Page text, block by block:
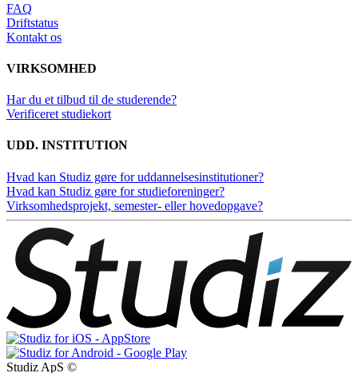
FAQ
Driftstatus
Kontakt os
VIRKSOMHED
Har du et tilbud til de studerende?
Verificeret studiekort
UDD. INSTITUTION
Hvad kan Studiz gøre for uddannelsesinstitutioner?
Hvad kan Studiz gøre for studieforeninger?
Virksomhedsprojekt, semester- eller hovedopgave?
Studiz ApS ©